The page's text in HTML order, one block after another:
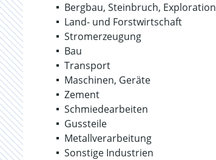
Bergbau, Steinbruch, Exploration
Land- und Forstwirtschaft
Stromerzeugung
Bau
Transport
Maschinen, Geräte
Zement
Schmiedearbeiten
Gussteile
Metallverarbeitung
Sonstige Industrien